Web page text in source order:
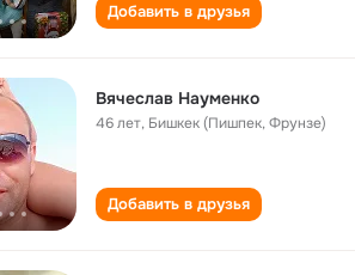
Добавить в друзья
Вячеслав Науменко
46 лет, Бишкек (Пишпек, Фрунзе)
Добавить в друзья